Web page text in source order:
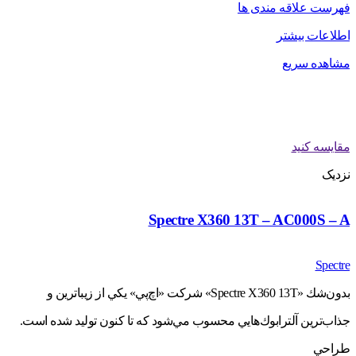
فهرست علاقه مندی ها
اطلاعات بیشتر
مشاهده سریع
مقایسه کنید
نزدیک
Spectre X360 13T – AC000S – A
Spectre
بدون‌شك «Spectre X360 13T» شركت «اچ‌پي» يكي از زيباترين و
جذاب‌ترين آلترابوك‌هايي محسوب مي‌شود كه تا كنون توليد شده است.
طراحي